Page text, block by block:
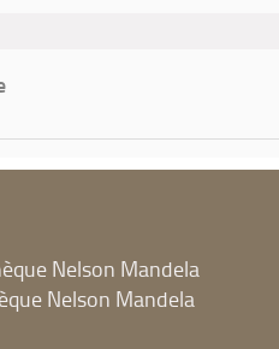
Nelson Mandela
Nelson Mandela